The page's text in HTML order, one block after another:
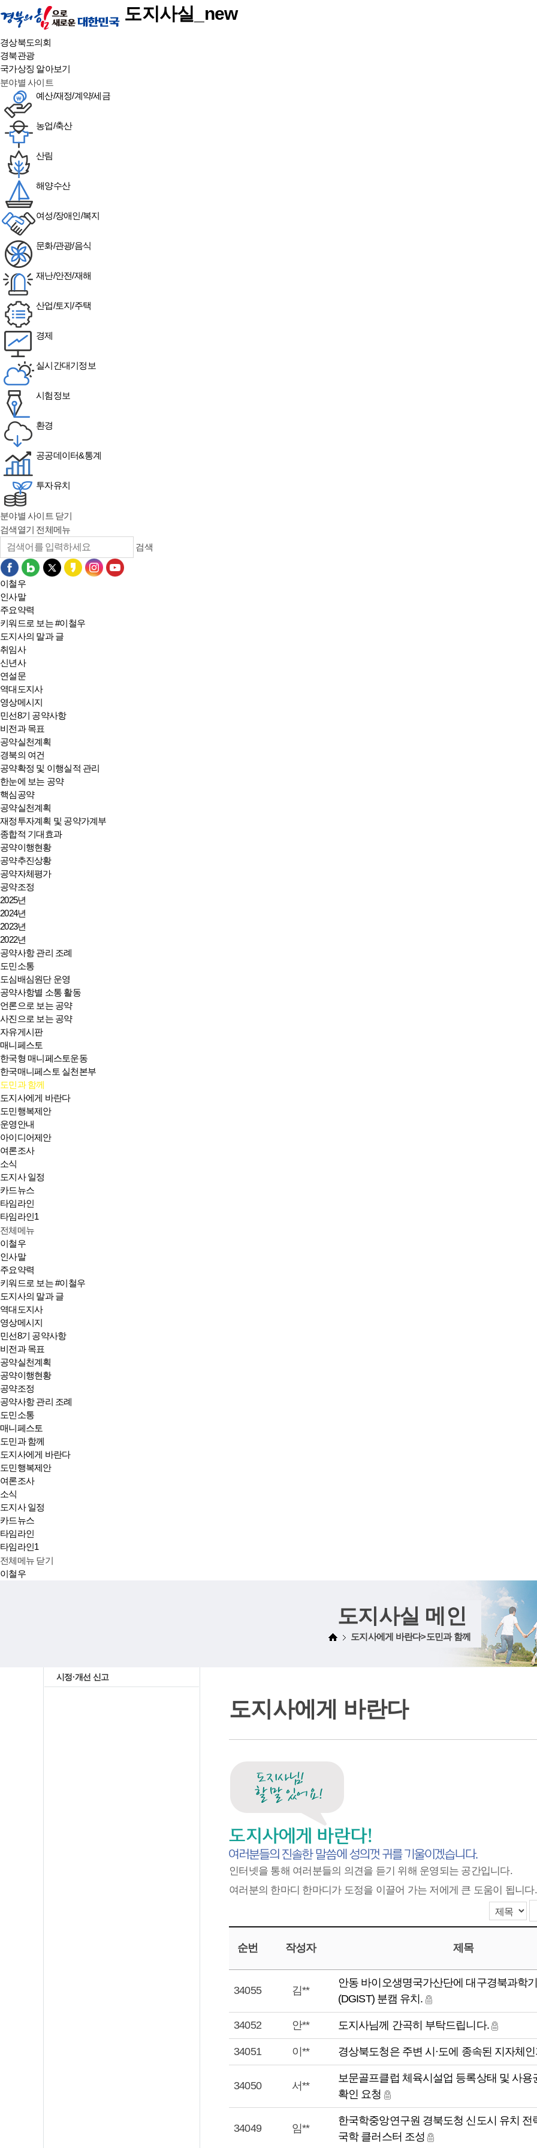
도지사실_new
경상북도의회
경북관광
국가상징 알아보기
분야별 사이트
예산/재정/계약/세금
농업/축산
산림
해양수산
여성/장애인/복지
문화/관광/음식
재난/안전/재해
산업/토지/주택
경제
실시간대기정보
시험정보
환경
공공데이터&통계
투자유치
분야별 사이트 닫기
검색열기 전체메뉴
검색
이철우
인사말
주요약력
키워드로 보는 #이철우
도지사의 말과 글
취임사
신년사
연설문
역대도지사
영상메시지
민선8기 공약사항
비전과 목표
공약실천계획
경북의 여건
공약확정 및 이행실적 관리
한눈에 보는 공약
핵심공약
공약실천계획
재정투자계획 및 공약가계부
종합적 기대효과
공약이행현황
공약추진상황
공약자체평가
공약조정
2025년
2024년
2023년
2022년
공약사항 관리 조례
도민소통
도심배심원단 운영
공약사항별 소통 활동
언론으로 보는 공약
사진으로 보는 공약
자유게시판
매니페스토
한국형 매니페스토운동
한국매니페스토 실천본부
도민과 함께
도지사에게 바란다
도민행복제안
운영안내
아이디어제안
여론조사
소식
도지사 일정
카드뉴스
타임라인
타임라인1
전체메뉴
이철우
인사말
주요약력
키워드로 보는 #이철우
도지사의 말과 글
역대도지사
영상메시지
민선8기 공약사항
비전과 목표
공약실천계획
공약이행현황
공약조정
공약사항 관리 조례
도민소통
매니페스토
도민과 함께
도지사에게 바란다
도민행복제안
여론조사
소식
도지사 일정
카드뉴스
타임라인
타임라인1
전체메뉴 닫기
이철우
도지사실 메인
도지사에게 바란다>도민과 함께
시정·개선 신고
도지사에게 바란다
인터넷을 통해 여러분들의 의견을 듣기 위해 운영되는 공간입니다.
여러분의 한마디 한마디가 도정을 이끌어 가는 저에게 큰 도움이 됩니다.
순번 작성자 제목
34055 김**
안동 바이오생명국가산단에 대구경북과학
(DGIST) 분캠 유치.
34052 안** 도지사님께 간곡히 부탁드립니다.
34051 이** 경상북도청은 주변 시·도에 종속된 지자체
34050 서**
보문골프클럽 체육시설업 등록상태 및 사용
확인 요청
34049 임**
한국학중앙연구원 경북도청 신도시 유치 전
국학 클러스터 조성